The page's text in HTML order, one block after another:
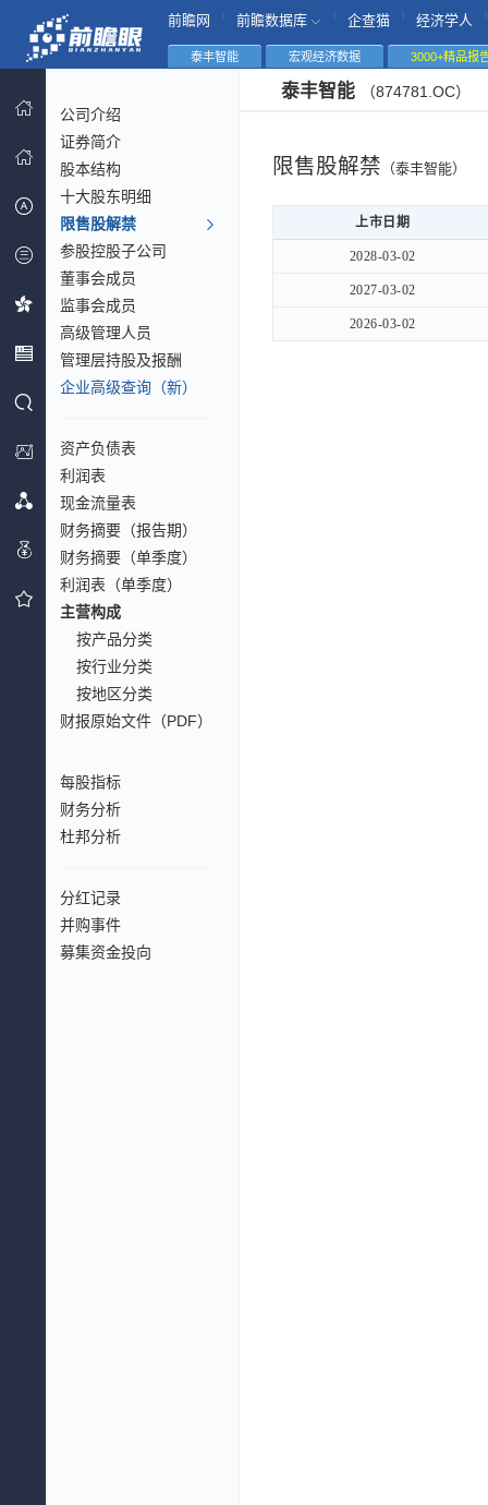
前瞻网 前瞻数据库 企查猫 经济学人
泰丰智能 宏观经济数据 3000+精品报
公司介绍
证券简介
股本结构
十大股东明细
限售股解禁
参股控股子公司
董事会成员
监事会成员
高级管理人员
管理层持股及报酬
企业高级查询（新）
资产负债表
利润表
现金流量表
财务摘要（报告期）
财务摘要（单季度）
利润表（单季度）
主营构成
按产品分类
按行业分类
按地区分类
财报原始文件（PDF）
每股指标
财务分析
杜邦分析
分红记录
并购事件
募集资金投向
泰丰智能 （874781.OC）
限售股解禁 （泰丰智能）
上市日期
2028-03-02
2027-03-02
2026-03-02